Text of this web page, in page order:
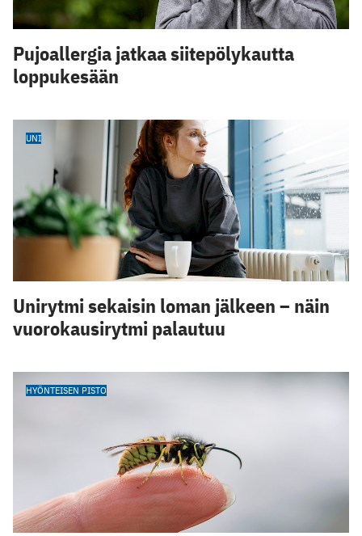
Pujoallergia jatkaa siitepölykautta
loppukesään
UNI
Unirytmi sekaisin loman jälkeen – näin
vuorokausirytmi palautuu
HYÖNTEISEN PISTO